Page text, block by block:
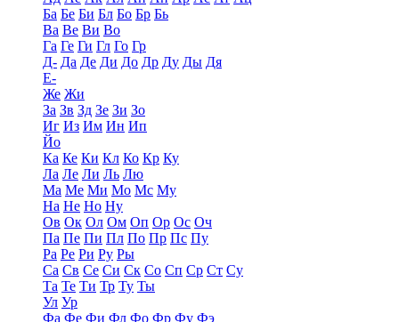
Ба Бе Би Бл Бо Бр Бь
Ва Ве Ви Во
Га Ге Ги Гл Го Гр
Д- Да Де Ди До Др Ду Ды Дя
Е-
Же Жи
За Зв Зд Зе Зи Зо
Иг Из Им Ин Ип
Йо
Ка Ке Ки Кл Ко Кр Ку
Ла Ле Ли Ль Лю
Ма Ме Ми Мо Мс Му
На Не Но Ну
Ов Ок Ол Ом Оп Ор Ос Оч
Па Пе Пи Пл По Пр Пс Пу
Ра Ре Ри Ру Ры
Са Св Се Си Ск Со Сп Ср Ст Су
Та Те Ти Тр Ту Ты
Ул Ур
Фа Фе Фи Фл Фо Фр Фу Фэ